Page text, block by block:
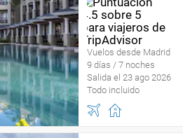
Vuelos desde Madrid
9 días / 7 noches
Salida el 23 ago 2026
Todo incluido